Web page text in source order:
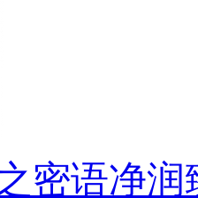
密语净润